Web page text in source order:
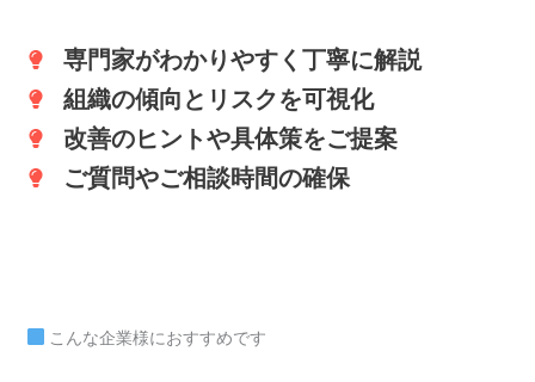
専門家がわかりやすく丁寧に解説
組織の傾向とリスクを可視化
改善のヒントや具体策をご提案
ご質問やご相談時間の確保
こんな企業様におすすめです